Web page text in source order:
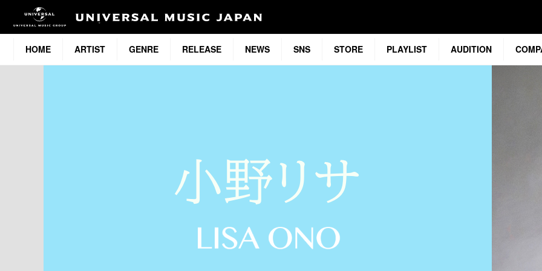
HOME ARTIST GENRE RELEASE NEWS SNS STORE PLAYLIST AUDITION